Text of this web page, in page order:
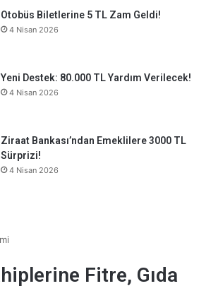
Otobüs Biletlerine 5 TL Zam Geldi!
4 Nisan 2026
Yeni Destek: 80.000 TL Yardım Verilecek!
4 Nisan 2026
Ziraat Bankası’ndan Emeklilere 3000 TL
Sürprizi!
4 Nisan 2026